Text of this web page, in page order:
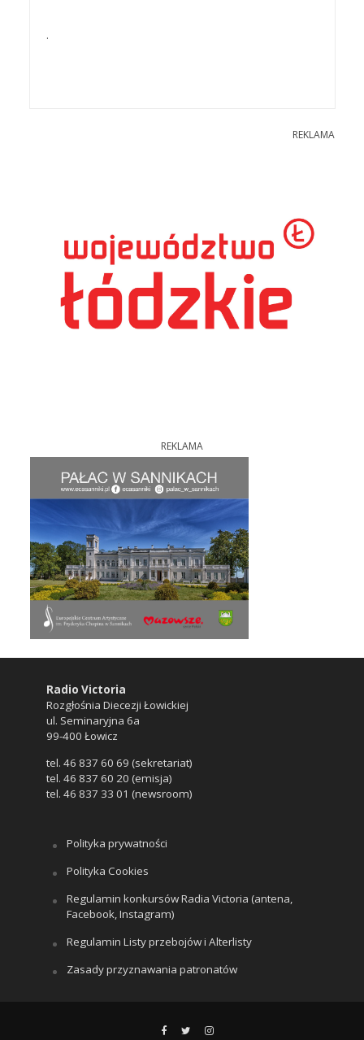
.
REKLAMA
REKLAMA
Radio Victoria
Rozgłośnia Diecezji Łowickiej
ul. Seminaryjna 6a
99-400 Łowicz
tel. 46 837 60 69 (sekretariat)
tel. 46 837 60 20 (emisja)
tel. 46 837 33 01 (newsroom)
Polityka prywatności
Polityka Cookies
Regulamin konkursów Radia Victoria (antena,
Facebook, Instagram)
Regulamin Listy przebojów i Alterlisty
Zasady przyznawania patronatów